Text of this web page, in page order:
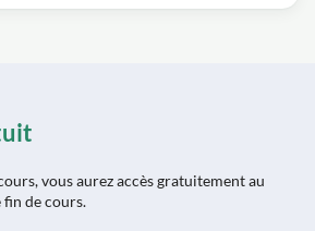
vous aurez accès gratuitement au
de cours.